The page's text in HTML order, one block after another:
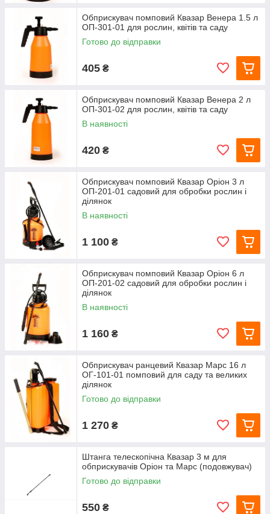
Обприскувач помповий Квазар Венера 1.5 л
ОП-301-01 для рослин, квітів та саду
Готово до відправки
405 ₴
Обприскувач помповий Квазар Венера 2 л
ОП-301-02 для рослин, квітів та саду
В наявності
420 ₴
Обприскувач помповий Квазар Оріон 3 л
ОП-201-01 садовий для обробки рослин і
ділянок
В наявності
1 100 ₴
Обприскувач помповий Квазар Оріон 6 л
ОП-201-02 садовий для обробки рослин і
ділянок
В наявності
1 160 ₴
Обприскувач ранцевий Квазар Марс 16 л
ОГ-101-01 помповий для саду та великих
ділянок
Готово до відправки
1 270 ₴
Штанга телескопічна Квазар 3 м для
обприскувачів Оріон та Марс (подовжувач)
Готово до відправки
550 ₴